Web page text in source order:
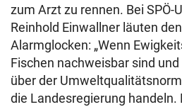
zum Arzt zu rennen. Bei SPÖ-
Reinhold Einwallner läuten
Alarmglocken: „Wenn
Fischen nachweisbar sind
über der
die Landesregierung handeln.